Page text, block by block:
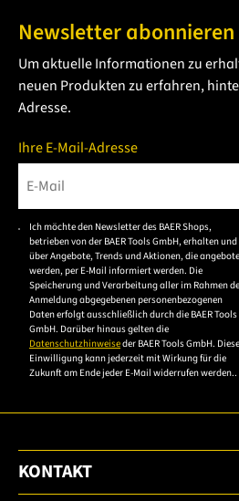
Newsletter abonnieren
Um aktuelle Informationen zu
neuen Produkten zu erfahren,
Adresse.
Ihre E-Mail-Adresse
Bitte geben Sie eine gültige E-Mail-
Ich möchte den Newsletter des BAER Shops,
betrieben von der BAER Tools GmbH, erhalten und
über Angebote, Trends und Aktionen, die
werden, per E-Mail informiert werden. Die
Speicherung und Verarbeitung aller im Rahmen
Anmeldung abgegebenen personenbezogenen
Daten erfolgt ausschließlich durch die BAER Tools
GmbH. Darüber hinaus gelten die
Datenschutzhinweiseder BAER Tools GmbH. Diese
Einwilligung kann jederzeit mit Wirkung für die
Zukunft am Ende jeder E-Mail widerrufen werden..
KONTAKT